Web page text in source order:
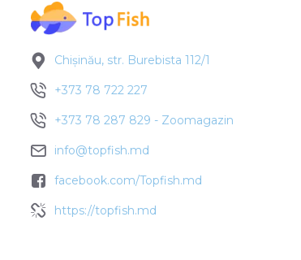
Chișinău, str. Burebista 112/1
+373 78 722 227
+373 78 287 829 - Zoomagazin
info@topfish.md
facebook.com/Topfish.md
https://topfish.md